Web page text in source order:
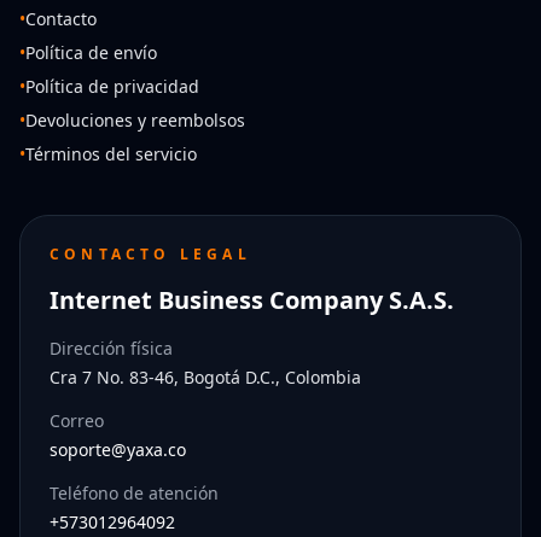
•Contacto
•Política de envío
•Política de privacidad
•Devoluciones y reembolsos
•Términos del servicio
CONTACTO LEGAL
Internet Business Company S.A.S.
Dirección física
Cra 7 No. 83-46, Bogotá D.C., Colombia
Correo
soporte@yaxa.co
Teléfono de atención
+573012964092